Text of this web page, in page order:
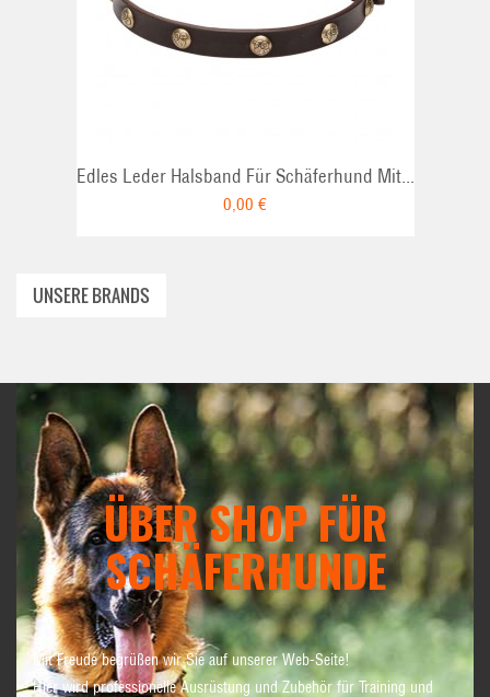
Edles Leder Halsband Für Schäferhund Mit...
0,00 €
UNSERE BRANDS
ÜBER SHOP FÜR
SCHÄFERHUNDE
Mit Freude begrüßen wir Sie auf unserer Web-Seite!
Hier wird professionelle Ausrüstung und Zubehör für Training und